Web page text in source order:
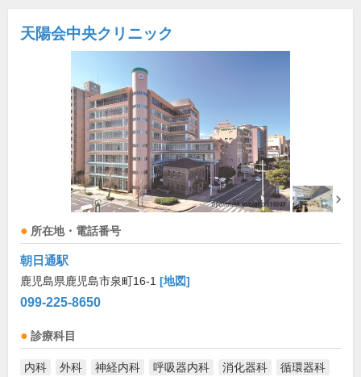
天陽会中央クリニック
所在地・電話番号
朝日通駅
鹿児島県鹿児島市泉町16-1 [地図]
099-225-8650
診療科目
内科 外科 神経内科 呼吸器内科 消化器科 循環器科